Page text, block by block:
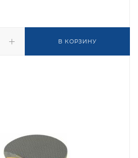
В КОРЗИНУ